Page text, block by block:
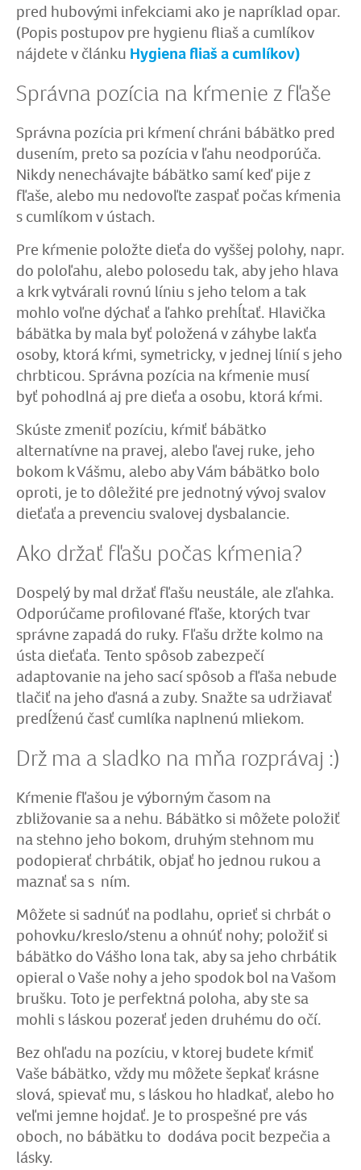
pred hubovými infekciami ako je napríklad opar.
(Popis postupov pre hygienu fliaš a cumlíkov
nájdete v článku Hygiena fliaš a cumlíkov)
Správna pozícia na kŕmenie z fľaše
Správna pozícia pri kŕmení chráni bábätko pred
dusením, preto sa pozícia v ľahu neodporúča.
Nikdy nenechávajte bábätko samí keď pije z
fľaše, alebo mu nedovoľte zaspať počas kŕmenia
s cumlíkom v ústach.
Pre kŕmenie položte dieťa do vyššej polohy, napr.
do poloľahu, alebo polosedu tak, aby jeho hlava
a krk vytvárali rovnú líniu s jeho telom a tak
mohlo voľne dýchať a ľahko prehĺtať. Hlavička
bábätka by mala byť položená v záhybe lakťa
osoby, ktorá kŕmi, symetricky, v jednej línií s jeho
chrbticou. Správna pozícia na kŕmenie musí
byť pohodlná aj pre dieťa a osobu, ktorá kŕmi.
Skúste zmeniť pozíciu, kŕmiť bábätko
alternatívne na pravej, alebo ľavej ruke, jeho
bokom k Vášmu, alebo aby Vám bábätko bolo
oproti, je to dôležité pre jednotný vývoj svalov
dieťaťa a prevenciu svalovej dysbalancie.
Ako držať fľašu počas kŕmenia?
Dospelý by mal držať fľašu neustále, ale zľahka.
Odporúčame profilované fľaše, ktorých tvar
správne zapadá do ruky. Fľašu držte kolmo na
ústa dieťaťa. Tento spôsob zabezpečí
adaptovanie na jeho sací spôsob a fľaša nebude
tlačiť na jeho ďasná a zuby. Snažte sa udržiavať
predĺženú časť cumlíka naplnenú mliekom.
Drž ma a sladko na mňa rozprávaj :)
Kŕmenie fľašou je výborným časom na
zbližovanie sa a nehu. Bábätko si môžete položiť
na stehno jeho bokom, druhým stehnom mu
podopierať chrbátik, objať ho jednou rukou a
maznať sa s ním.
Môžete si sadnúť na podlahu, oprieť si chrbát o
pohovku/kreslo/stenu a ohnúť nohy; položiť si
bábätko do Vášho lona tak, aby sa jeho chrbátik
opieral o Vaše nohy a jeho spodok bol na Vašom
brušku. Toto je perfektná poloha, aby ste sa
mohli s láskou pozerať jeden druhému do očí.
Bez ohľadu na pozíciu, v ktorej budete kŕmiť
Vaše bábätko, vždy mu môžete šepkať krásne
slová, spievať mu, s láskou ho hladkať, alebo ho
veľmi jemne hojdať. Je to prospešné pre vás
oboch, no bábätku to dodáva pocit bezpečia a
lásky.